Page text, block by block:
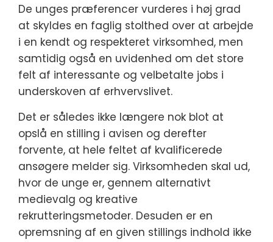
De unges præferencer vurderes i høj grad
at skyldes en faglig stolthed over at arbejde
i en kendt og respekteret virksomhed, men
samtidig også en uvidenhed om det store
felt af interessante og velbetalte jobs i
underskoven af erhvervslivet.
Det er således ikke længere nok blot at
opslå en stilling i avisen og derefter
forvente, at hele feltet af kvalificerede
ansøgere melder sig. Virksomheden skal ud,
hvor de unge er, gennem alternativt
medievalg og kreative
rekrutteringsmetoder. Desuden er en
opremsning af en given stillings indhold ikke